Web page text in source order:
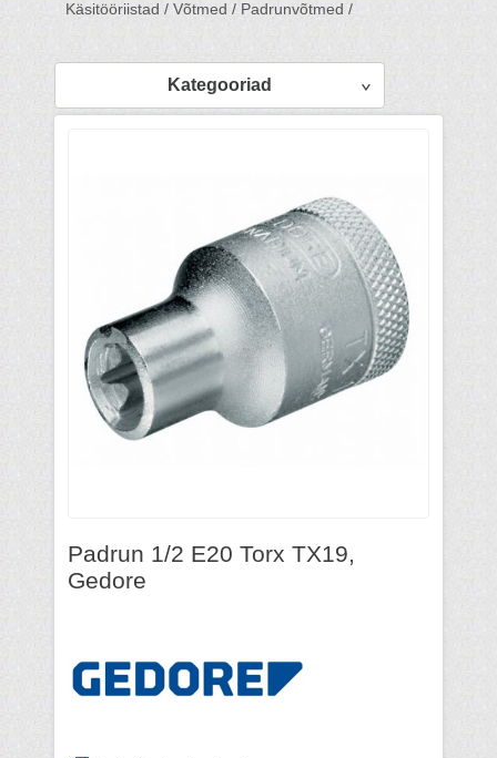
Käsitööriistad / Võtmed / Padrunvõtmed /
Kategooriad
Padrun 1/2 E20 Torx TX19,
Gedore